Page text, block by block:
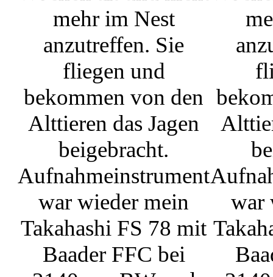
mehr im Nest
anzutreffen. Sie
fliegen und
bekommen von den
Alttieren das Jagen
beigebracht.
Aufnahmeinstrument
war wieder mein
Takahashi FS 78 mit
Baader FFC bei
war